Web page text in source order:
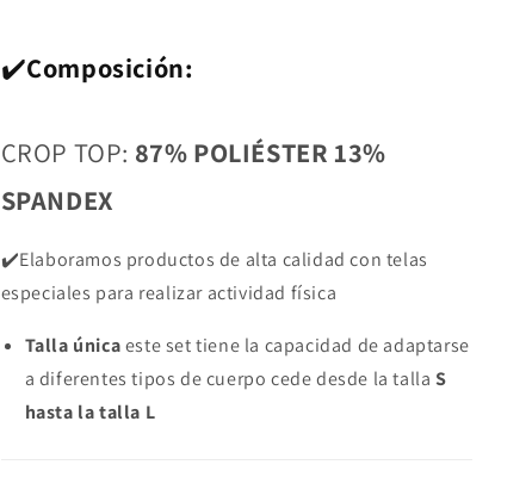
✔️Composición:
CROP TOP: 87% POLIÉSTER 13%
SPANDEX
✔️Elaboramos productos de alta calidad con telas
especiales para realizar actividad física
Talla únicaeste set tiene la capacidad de adaptarse
a diferentes tipos de cuerpo cede desde la talla S
hasta la talla L